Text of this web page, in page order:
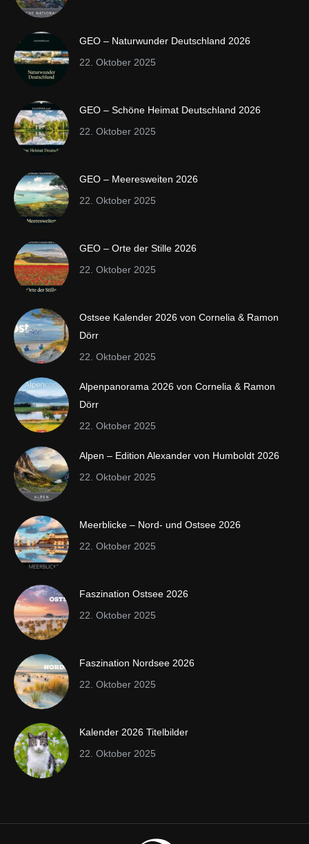
GEO – Naturwunder Deutschland 2026
22. Oktober 2025
GEO – Schöne Heimat Deutschland 2026
22. Oktober 2025
GEO – Meeresweiten 2026
22. Oktober 2025
GEO – Orte der Stille 2026
22. Oktober 2025
Ostsee Kalender 2026 von Cornelia & Ramon
Dörr
22. Oktober 2025
Alpenpanorama 2026 von Cornelia & Ramon
Dörr
22. Oktober 2025
Alpen – Edition Alexander von Humboldt 2026
22. Oktober 2025
Meerblicke – Nord- und Ostsee 2026
22. Oktober 2025
Faszination Ostsee 2026
22. Oktober 2025
Faszination Nordsee 2026
22. Oktober 2025
Kalender 2026 Titelbilder
22. Oktober 2025